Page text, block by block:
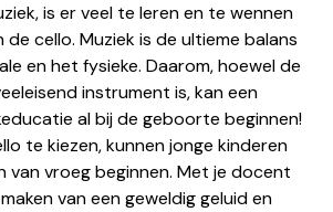
is er veel te leren en te wennen
de cello. Muziek is de ultieme balans
en het fysieke. Daarom, hoewel de
instrument is, kan een
al bij de geboorte beginnen!
te kiezen, kunnen jonge kinderen
vroeg beginnen. Met je docent
van een geweldig geluid en